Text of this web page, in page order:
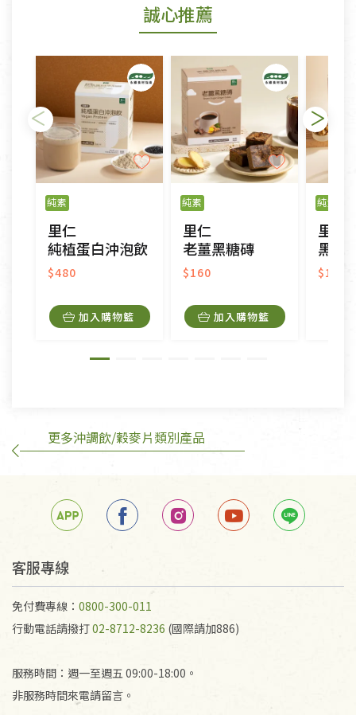
若您購買的商品有下列「不適用七天鑑賞期商品」情
形者，除商品瑕疵以外，恕不接受退換貨.
依消保法之規定提供該商品七天免費鑑賞期(含例假
日)的服務，原則上若商品未經使用或被汙損(除商品
瑕疵)，一般皆可申請退換貨。
不適用七天鑑賞期商品：
以數位或電磁紀錄形式儲存之商品、易於變質或損壞
之商品、以及性質上無法或不適合退換之商品：如
CD、VCD、DVD、電腦軟體，若產品瑕疵無法讀取僅
接受原片換新。
衣飾鞋類-如T恤，如於送達後水洗或污損者。
美容保養用品、內衣褲、襪子、口罩等私人消耗性產
內衣褲、襪子、口罩個人衛生用品除商品本身有瑕疵
外,依據《通訊交易解除權合理例外情事適用準
訂購手抄稿退貨需知：
若未保持原包裝方式或未使用原箱退回，導致書籍有
任何折損、磨損、污損或凹角，將不接受退貨，也不
不接受退貨之手抄稿，為敬重法寶故，里仁網購無法
代為結緣處理等。 若需將手抄稿寄還給消費者，因而
產生的運費100元/箱將由消費者負擔。
誠心推薦
純素
里仁
純植蛋白沖泡飲
$480
加入購物籃
純素
里仁
老薑黑糖磚
$160
加入購物籃
純素
里仁
黑米核
$190
更多沖調飲/穀麥片類別產品
客服專線
免付費專線： 0800-300-011
行動電話請撥打02-8712-8236 (國際請加886)
服務時間：週一至週五 09:00-18:00。
非服務時間來電請留言。